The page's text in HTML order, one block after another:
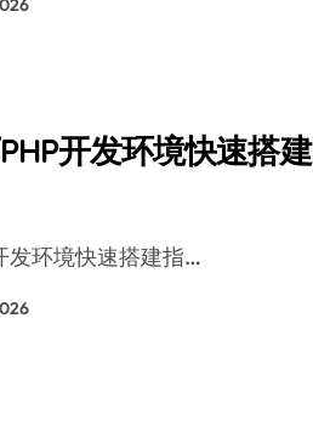
开发环境快速搭建
发环境快速搭建指…